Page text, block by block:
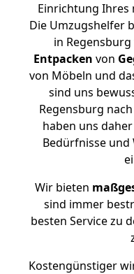
Einrichtung Ihres
Die Umzugshelfer
in Regensburg
Entpacken von
von Möbeln und
sind uns
Regensburg
haben uns
Bedürfnisse und
Wir bieten
sind immer
besten Service zu
Kostengünstiger